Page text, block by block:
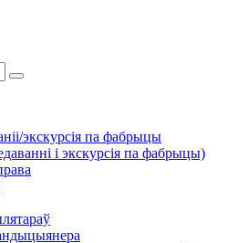
экскурсія па фабрыцы
і экскурсія па фабрыцы)